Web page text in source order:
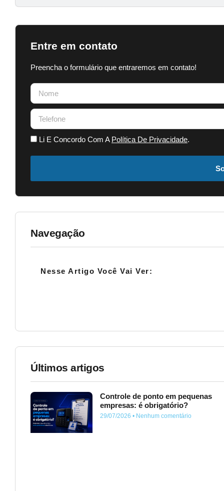
Entre em contato
Preencha o formulário que entraremos em contato!
Li E Concordo Com A Política De Privacidade.
Navegação
Nesse Artigo Você Vai Ver:
Últimos artigos
Controle de ponto em pequenas
empresas: é obrigatório?
29/07/2026 Nenhum comentário